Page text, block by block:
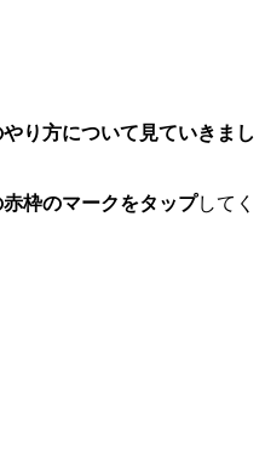
り方について見ていきまし
赤枠のマークをタップしてく